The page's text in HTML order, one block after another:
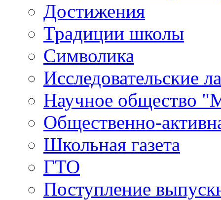
Достижения
Традиции школы
Символика
Исследовательские
Научное общество
Общественно-
Школьная газета
ГТО
Поступление